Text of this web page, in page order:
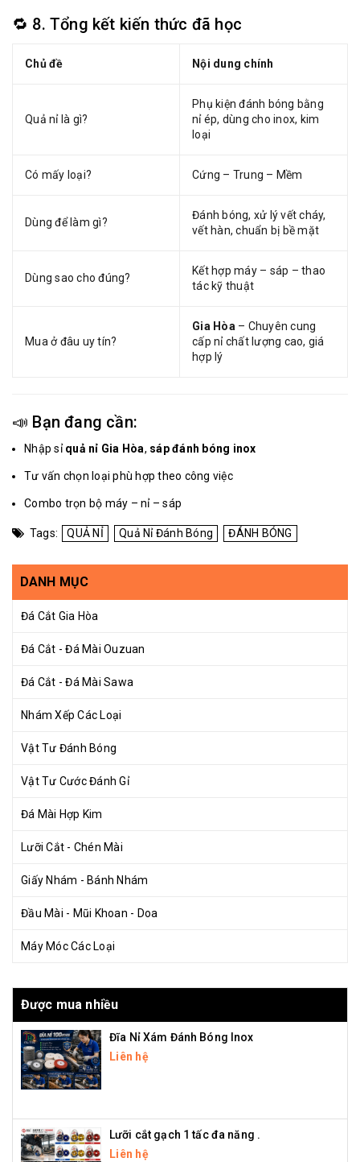
🔁 8. Tổng kết kiến thức đã học
Chủ đề Nội dung chính
Quả nỉ là gì?
Phụ kiện đánh bóng bằng
nỉ ép, dùng cho inox, kim
loại
Có mấy loại? Cứng – Trung – Mềm
Dùng để làm gì?
Đánh bóng, xử lý vết cháy,
vết hàn, chuẩn bị bề mặt
Dùng sao cho đúng?
Kết hợp máy – sáp – thao
tác kỹ thuật
Mua ở đâu uy tín?
Gia Hòa – Chuyên cung
cấp nỉ chất lượng cao, giá
hợp lý
📣 Bạn đang cần:
Nhập sỉquả nỉ Gia Hòa, sáp đánh bóng inox
Tư vấn chọn loại phù hợp theo công việc
Combo trọn bộ máy – nỉ – sáp
Tags: QUẢ NỈ Quả Nỉ Đánh Bóng ĐÁNH BÓNG
DANH MỤC
Đá Cắt Gia Hòa
Đá Cắt - Đá Mài Ouzuan
Đá Cắt - Đá Mài Sawa
Nhám Xếp Các Loại
Vật Tư Đánh Bóng
Vật Tư Cước Đánh Gỉ
Đá Mài Hợp Kim
Lưỡi Cắt - Chén Mài
Giấy Nhám - Bánh Nhám
Đầu Mài - Mũi Khoan - Doa
Máy Móc Các Loại
Được mua nhiều
Đĩa Nỉ Xám Đánh Bóng Inox
Liên hệ
Lưỡi cắt gạch 1 tấc đa năng .
Liên hệ